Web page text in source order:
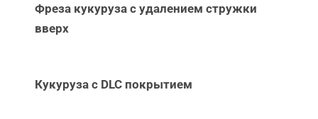
Фреза кукуруза с удалением стружки
вверх
Кукуруза с DLC покрытием